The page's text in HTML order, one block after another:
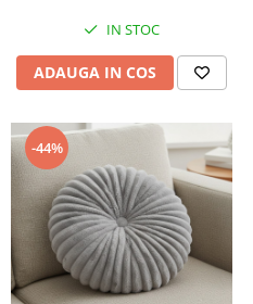
IN STOC
ADAUGA IN COS
-44%